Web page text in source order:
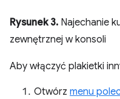
Rysunek 3. Najechanie
zewnętrznej w konsoli
Aby włączyć plakietki
Otwórz menu